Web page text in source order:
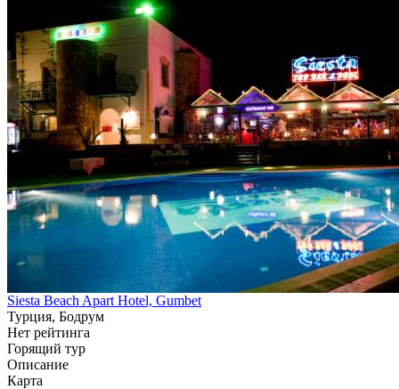
Siesta Beach Apart Hotel, Gumbet
Турция, Бодрум
Нет рейтинга
Горящий тур
Описание
Карта